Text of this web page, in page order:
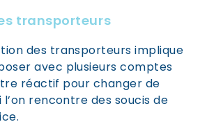
transporteurs
des transporteurs implique
avec plusieurs comptes
réactif pour changer de
rencontre des soucis de